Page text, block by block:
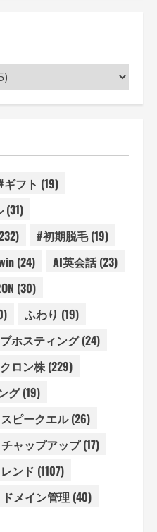
ギフト (19)
(31)
#初期脱毛(19)
(24) AI英会話(23)
(30)
ふわり (19)
ホスティング(24)
ロン株(229)
グ(19)
スピークエル(26)
チャップアップ(17)
レンド (1107)
ドメイン管理 (40)